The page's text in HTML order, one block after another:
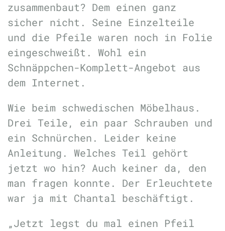
zusammenbaut? Dem einen ganz
sicher nicht. Seine Einzelteile
und die Pfeile waren noch in Folie
eingeschweißt. Wohl ein
Schnäppchen-Komplett-Angebot aus
dem Internet.
Wie beim schwedischen Möbelhaus.
Drei Teile, ein paar Schrauben und
ein Schnürchen. Leider keine
Anleitung. Welches Teil gehört
jetzt wo hin? Auch keiner da, den
man fragen konnte. Der Erleuchtete
war ja mit Chantal beschäftigt.
„Jetzt legst du mal einen Pfeil